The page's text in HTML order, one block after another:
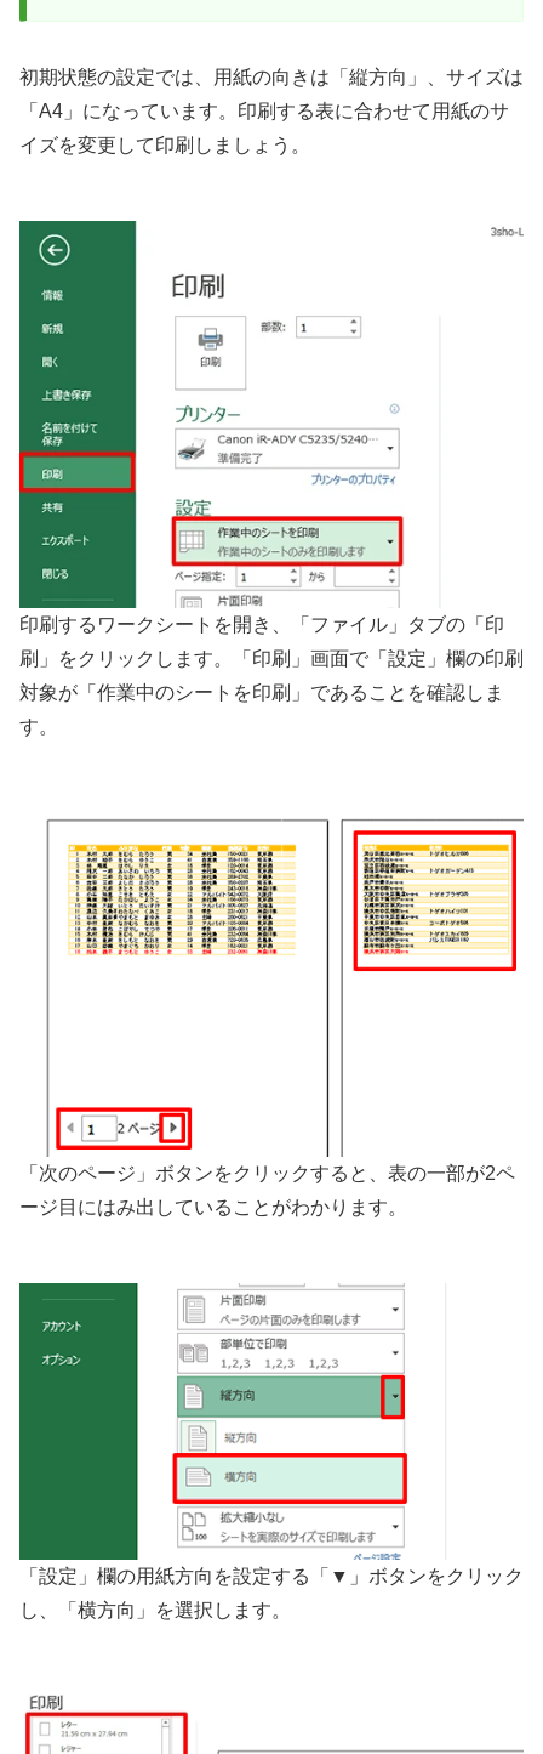
初期状態の設定では、用紙の向きは「縦方向」、サイズは
「A4」になっています。印刷する表に合わせて用紙のサ
イズを変更して印刷しましょう。
印刷するワークシートを開き、「ファイル」タブの「印
刷」をクリックします。「印刷」画面で「設定」欄の印刷
対象が「作業中のシートを印刷」であることを確認しま
す。
「次のページ」ボタンをクリックすると、表の一部が2ペ
ージ目にはみ出していることがわかります。
「設定」欄の用紙方向を設定する「▼」ボタンをクリック
し、「横方向」を選択します。